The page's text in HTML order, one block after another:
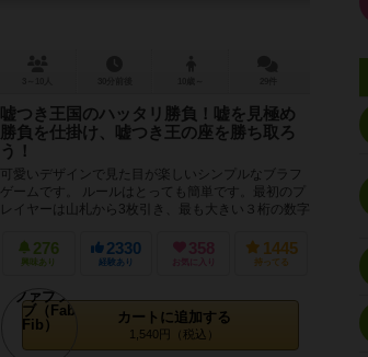
嘘つき王国のハッタリ勝負！嘘を見極め
勝負を仕掛け、嘘つき王の座を勝ち取ろ
う！
可愛いデザインで見た目が楽しいシンプルなブラフ
ゲームです。 ルールはとっても簡単です。最初のプ
レイヤーは山札から3枚引き、最も大きい３桁の数字
276
興味あり
2330
経験あり
358
お気に入り
1445
持ってる
カートに追加する
1,540円（税込）